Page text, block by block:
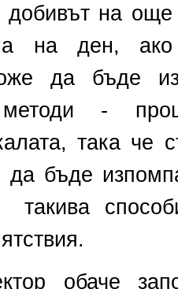
добивът на
на ден,
да бъде
методи -
така че
бъде
обаче